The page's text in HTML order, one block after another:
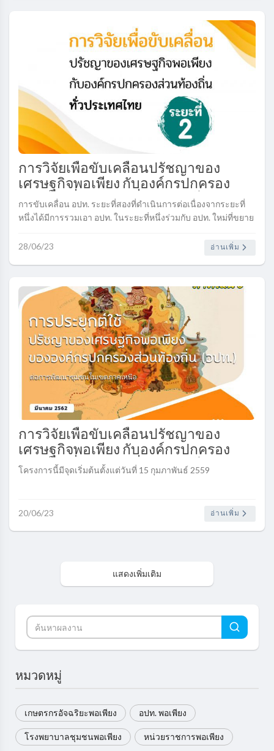
การวิจัยเพื่อขับเคลื่อนปรัชญาของ
เศรษฐกิจพอเพียง กับองค์กรปกครอง
ส่วนท้องถิ่น (อปท.) ทั่วประเทศไทย ระยะ
ที่ 2..
การขับเคลื่อน อปท. ระยะที่สองที่ดำเนินการต่อเนื่องจากระยะที่
หนึ่งได้มีการรวมเอา อปท. ในระยะที่หนึ่งร่วมกับ อปท. ใหม่ที่ขยาย
28/06/23
อ่านเพิ่ม
การวิจัยเพื่อขับเคลื่อนปรัชญาของ
เศรษฐกิจพอเพียง กับองค์กรปกครอง
ส่วนท้องถิ่น (อปท.) ทั่วประเทศไทย..
โครงการนี้มีจุดเริ่มต้นตั้งแต่วันที่ 15 กุมภาพันธ์ 2559
20/06/23 อ่านเพิ่ม
แสดงเพิ่มเติม
หมวดหมู่
เกษตรกรอัจฉริยะพอเพียง อปท. พอเพียง
โรงพยาบาลชุมชนพอเพียง หน่วยราชการพอเพียง